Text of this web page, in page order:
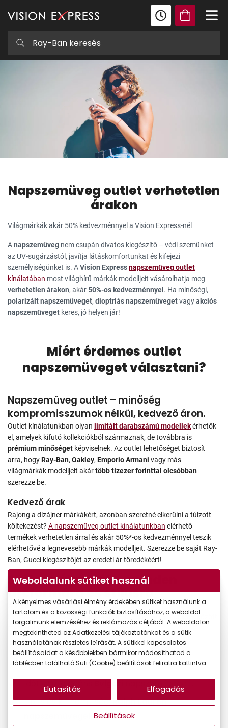
Napszemüveg outlet verhetetlen
árakon
Világmárkák akár 50% kedvezménnyel a Vision Express-nél
Anapszemüveg nem csupán divatos kiegészítő – védi szemünket
az UV-sugárzástól, javítja látáskomfortunkat és kifejezi
személyiségünket is. AVision Expressnapszemüveg outlet
kínálatában most világhírű márkák modelljeit vásárolhatja meg
verhetetlen árakon, akár50%-os kedvezménnyel . Ha minőségi,
polarizált napszemüveget, dioptriás napszemüvegetvagyakciós
napszemüveget keres, jó helyen jár!
Miért érdemes outlet
napszemüveget választani?
Napszemüveg outlet – minőség
kompromisszumok nélkül, kedvező áron.
Outlet kínálatunkban olyan limitált darabszámú modellekérhetők
el, amelyek kifutó kollekciókból származnak, de továbbra is
prémium minőséget képviselnek. Az outlet lehetőséget biztosít
arra, hogyRay-Ban, Oakley, Emporio Armani vagy más
világmárkák modelljeit akártöbb tízezer forinttal olcsóbban
szerezze be.
Kedvező árak
Rajong a dizájner márkákért, azonban szeretné elkerülni a túlzott
költekezést? A napszemüveg outlet kínálatunkban elérhető
termékek verhetetlen árral és akár 50%*-os kedvezménnyel teszik
elérhetővé a legnevesebb márkák modelljeit. Szerezze be saját Ray-
Ban, Gucci kiegészítőjét az eredeti ár töredékéért!
Széles választék – minden
arcformára és stílusra
A Vision Express outlet kínálatában többféle fazon, stílus és
lencsetípus közül választhat. A férfi, női és uniszex modellek között
megtalálhatók:
KlasszikusRay-Ban Aviatorés ikonikus
Wayfarernapszemüvegek,
Időtlenűl elegáns
Bvlgari napszemüvegek
Luxus és kifinomulság: Ralph Lauren
napszemüvegek,
Weboldalunk sütiket használ
A kényelmes vásárlási élmény érdekében sütiket használunk a
tartalom és a közösségi funkciók biztosításához, a weboldal
forgalmunk elemzéséhez és reklámozás céljából. A weboldalon
megtekintheted az Adatkezelési tájékoztatónkat és a sütik
használatának részletes leírását. A sütikkel kapcsolatos
beállításaidat a későbbiekben bármikor módosíthatod a
láblécben található Süti (Cookie) beállítások feliratra kattintva.
Beállítások
Elutasítás Elfogadás